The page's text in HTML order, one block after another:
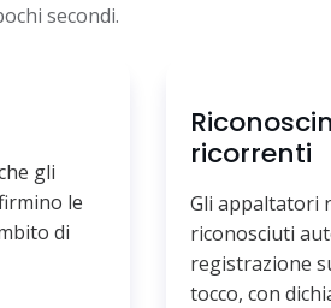
secondi.
gli
le
di
ricorrenti
Gli appaltatori
riconosciuti
registrazione
tocco, con